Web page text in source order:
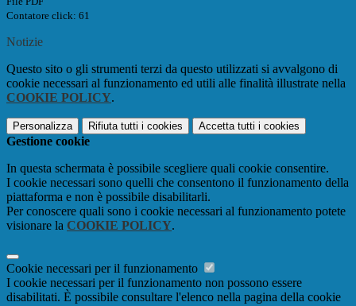
Contatore click: 61
Notizie
Questo sito o gli strumenti terzi da questo utilizzati si avvalgono di
cookie necessari al funzionamento ed utili alle finalità illustrate nella
COOKIE POLICY.
Personalizza Rifiuta tutti i cookies Accetta tutti i cookies
Gestione cookie
In questa schermata è possibile scegliere quali cookie consentire.
I cookie necessari sono quelli che consentono il funzionamento della
piattaforma e non è possibile disabilitarli.
Per conoscere quali sono i cookie necessari al funzionamento potete
visionare la COOKIE POLICY.
Cookie necessari per il funzionamento
I cookie necessari per il funzionamento non possono essere
disabilitati. È possibile consultare l'elenco nella pagina della cookie